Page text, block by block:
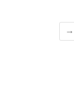
→